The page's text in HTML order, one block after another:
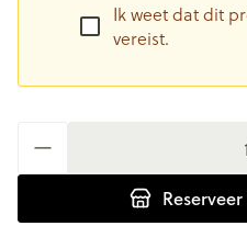
Ik weet dat dit
vereist.
Reserveer